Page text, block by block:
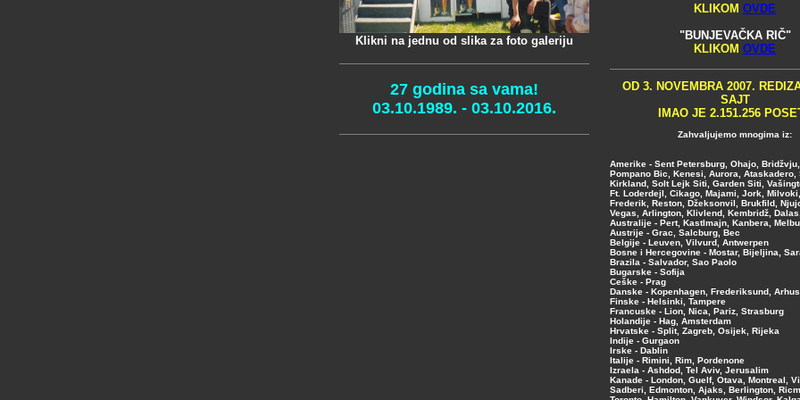
Klikni na jednu od slika za foto galeriju
27 godina sa vama!
03.10.1989. - 03.10.2016.
KLIKOM OVDE
"BUNJEVAČKA RIČ"
KLIKOM OVDE
OD 3. NOVEMBRA 2007.
SAJT
IMAO JE 2.151.256
Zahvaljujemo mnogima iz:
Amerike - Sent Petersburg, Ohajo, Bridžvju,
Pompano Bic, Kenesi, Aurora, Ataskadero,
Kirkland, Solt Lejk Siti, Garden Siti,
Ft. Loderdejl, Cikago, Majami, Jork,
Frederik, Reston, Džeksonvil, Brukfild,
Vegas, Arlington, Klivlend, Kembridž,
Australije - Pert, Kastlmajn, Kanbera,
Austrije - Grac, Salcburg, Bec
Belgije - Leuven, Vilvurd, Antwerpen
Bosne i Hercegovine - Mostar, Bijeljina,
Brazila - Salvador, Sao Paolo
Bugarske - Sofija
Ceške - Prag
Danske - Kopenhagen, Frederiksund, Arhus
Finske - Helsinki, Tampere
Francuske - Lion, Nica, Pariz, Strasburg
Holandije - Hag, Amsterdam
Hrvatske - Split, Zagreb, Osijek, Rijeka
Indije - Gurgaon
Irske - Dablin
Italije - Rimini, Rim, Pordenone
Izraela - Ashdod, Tel Aviv, Jerusalim
Kanade - London, Guelf, Otava, Montreal,
Sadberi, Edmonton, Ajaks, Berlington,